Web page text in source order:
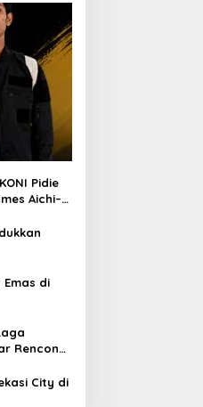
Pidie
Aichi–
Emas di
Rencong
City di